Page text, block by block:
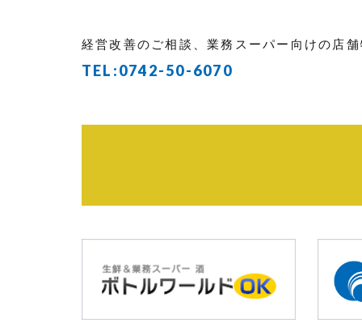
経営改善のご相談、業務スーパー向けの店
TEL:0742-50-6070